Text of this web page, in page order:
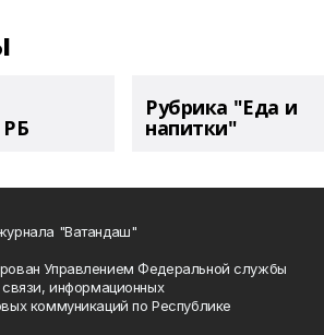
Рубрика "Еда и
напитки"
"Ватандаш"
Управлением Федеральной службы
информационных
коммуникаций по Республике